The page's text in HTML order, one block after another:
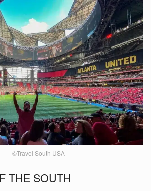
©Travel South USA
THE SOUTH